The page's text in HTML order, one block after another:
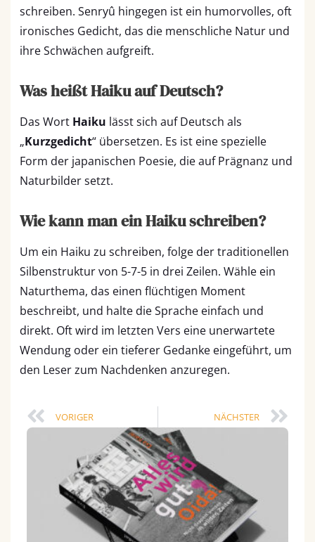
schreiben. Senryû hingegen ist ein humorvolles, oft
ironisches Gedicht, das die menschliche Natur und
ihre Schwächen aufgreift.
Was heißt Haiku auf Deutsch?
Das Wort Haiku lässt sich auf Deutsch als
„Kurzgedicht“ übersetzen. Es ist eine spezielle
Form der japanischen Poesie, die auf Prägnanz und
Naturbilder setzt.
Wie kann man ein Haiku schreiben?
Um ein Haiku zu schreiben, folge der traditionellen
Silbenstruktur von 5-7-5 in drei Zeilen. Wähle ein
Naturthema, das einen flüchtigen Moment
beschreibt, und halte die Sprache einfach und
direkt. Oft wird im letzten Vers eine unerwartete
Wendung oder ein tieferer Gedanke eingeführt, um
den Leser zum Nachdenken anzuregen.
Prev
VORIGER NÄCHSTER